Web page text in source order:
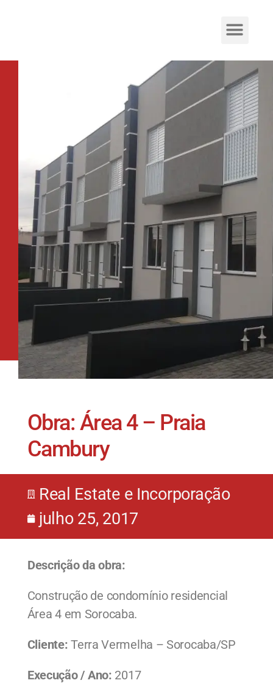
Obra: Área 4 – Praia
Cambury
Real Estate e Incorporação
julho 25, 2017
Descrição da obra:
Construção de condomínio residencial
Área 4 em Sorocaba.
Cliente:Terra Vermelha – Sorocaba/SP
Execução / Ano: 2017